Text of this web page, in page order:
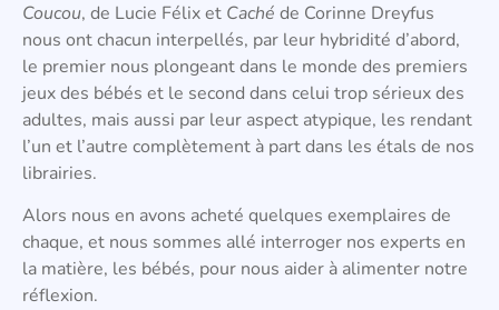
Coucou, de Lucie Félix et Caché de Corinne Dreyfus
nous ont chacun interpellés, par leur hybridité d’abord,
le premier nous plongeant dans le monde des premiers
jeux des bébés et le second dans celui trop sérieux des
adultes, mais aussi par leur aspect atypique, les rendant
l’un et l’autre complètement à part dans les étals de nos
librairies.
Alors nous en avons acheté quelques exemplaires de
chaque, et nous sommes allé interroger nos experts en
la matière, les bébés, pour nous aider à alimenter notre
réflexion.